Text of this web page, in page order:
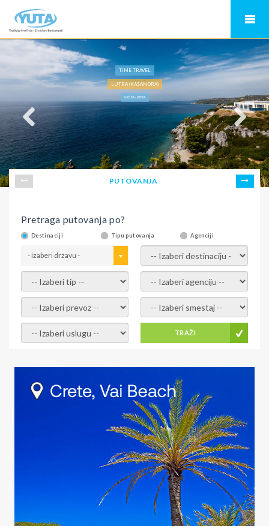
TIME TRAVEL
LUTRA (KASANDRA)
GRČKA - LUTRA
PUTOVANJA
Pretraga putovanja po?
Destinaciji Tipu putovanja Agenciji
- izaberi drzavu - - izaberi destinaciju -
- izaberi tip - - izaberi agenciju -
- izaberi prevoz - - Izaberite smestaj -
- Izaberite uslugu - TRAŽI